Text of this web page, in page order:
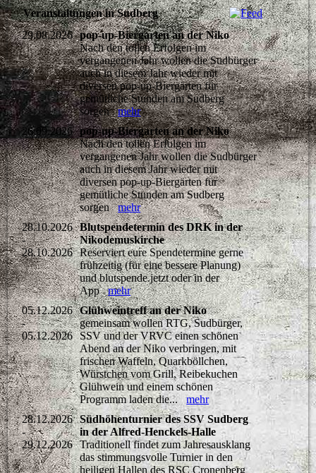
Veranstaltungen in Sudberg
29.08.2026 pop-up-Biergarten an der Niko
Nach den tollen Erfolgen im
vergangenen Jahr wollen die Sudbürger
auch in diesem Jahr wieder mit
diversen pop-up-Biergärten für
gemütliche Stunden am Sudberg
sorgenmehr
26.09.2026 pop-up-Biergarten an der Niko
Nach den tollen Erfolgen im
vergangenen Jahr wollen die Sudbürger
auch in diesem Jahr wieder mit
diversen pop-up-Biergärten für
gemütliche Stunden am Sudberg
sorgenmehr
28.10.2026
-
28.10.2026
Blutspendetermin des DRK in der
Nikodemuskirche
Reserviert eure Spendetermine gerne
frühzeitig (für eine bessere Planung)
und blutspende.jetzt oder in der
Appmehr
05.12.2026
-
05.12.2026
Glühweintreff an der Niko
gemeinsam wollen RTG, Sudbürger,
SSV und der VRVC einen schönen
Abend an der Niko verbringen, mit
frischen Waffeln, Quarkböllchen,
Würstchen vom Grill, Reibekuchen
Glühwein und einem schönen
Programm laden die...mehr
28.12.2026
-
29.12.2026
Südhöhenturnier des SSV Sudberg
in der Alfred-Henckels-Halle
Traditionell findet zum Jahresausklang
das stimmungsvolle Turnier in den
heiligen Hallen des RSC Cronenberg